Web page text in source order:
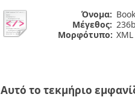
Όνομα:
Μέγεθος:
Μορφότυπο: XML
Αυτό το τεκμήριο